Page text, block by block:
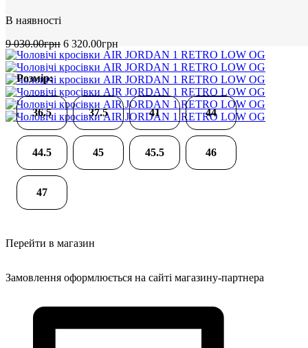
9 030.00грн 6 320.00грн
Розмір:
36.5 37.5 41 44
44.5 45 45.5 46
47
Перейти в магазин
Замовлення оформлюється на сайті магазину-партнера